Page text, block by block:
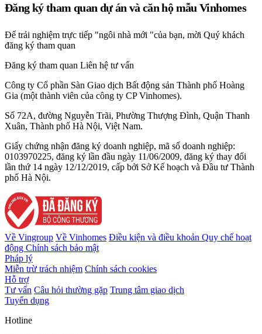
Đăng ký tham quan dự án và căn hộ mẫu Vinhomes
Để trải nghiệm trực tiếp "ngôi nhà mới "của bạn, mời Quý khách
đăng ký tham quan
Đăng ký tham quan Liên hệ tư vấn
Công ty Cổ phần Sàn Giao dịch Bất động sản Thành phố Hoàng
Gia (một thành viên của công ty CP Vinhomes).
Số 72A, đường Nguyễn Trãi, Phường Thượng Đình, Quận Thanh
Xuân, Thành phố Hà Nội, Việt Nam.
Giấy chứng nhận đăng ký doanh nghiệp, mã số doanh nghiệp:
0103970225, đăng ký lần đầu ngày 11/06/2009, đăng ký thay đổi
lần thứ 14 ngày 12/12/2019, cấp bởi Sở Kế hoạch và Đầu tư Thành
phố Hà Nội.
Về Vingroup Về Vinhomes Điều kiện và điều khoản Quy chế hoạt
động Chính sách bảo mật
Pháp lý
Miễn trừ trách nhiệm Chính sách cookies
Hỗ trợ
Tư vấn Câu hỏi thường gặp Trung tâm giao dịch
Tuyển dụng
Hotline